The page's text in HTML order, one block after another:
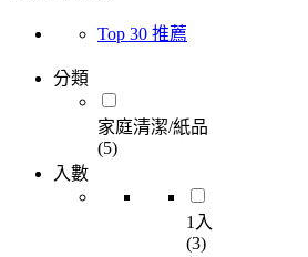
Top 30 推薦
分類
家庭清潔/紙品
(5)
入數
1入
(3)